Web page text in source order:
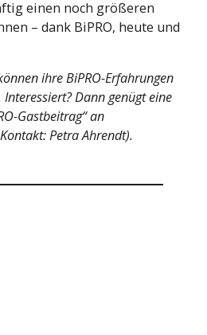
einen noch größeren
– dank BiPRO, heute und
ihre BiPRO-Erfahrungen
Dann genügt eine
Gastbeitrag“ an
Petra Ahrendt).